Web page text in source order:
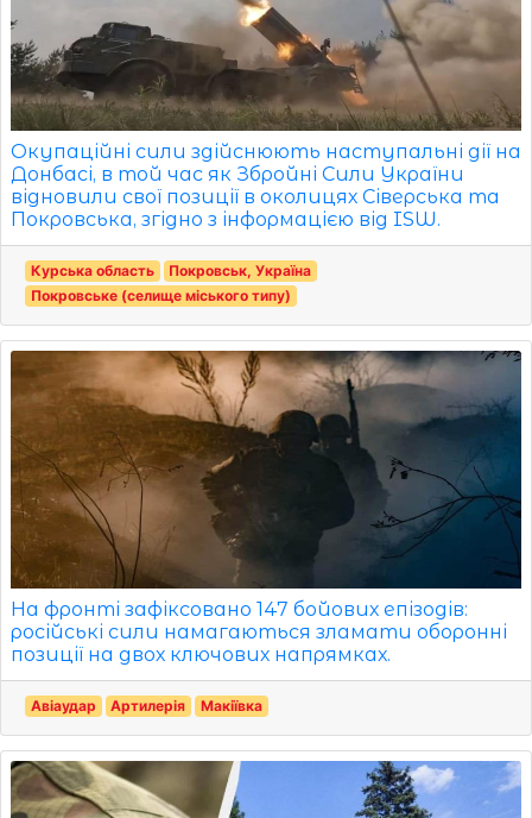
Окупаційні сили здійснюють наступальні дії на
Донбасі, в той час як Збройні Сили України
відновили свої позиції в околицях Сіверська та
Покровська, згідно з інформацією від ISW.
Курська область
Покровськ, Україна
Покровське (селище міського типу)
На фронті зафіксовано 147 бойових епізодів:
російські сили намагаються зламати оборонні
позиції на двох ключових напрямках.
Авіаудар Артилерія Макіївка